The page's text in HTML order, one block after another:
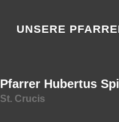
UNSERE
Pfarrer Hubertus
St. Crucis